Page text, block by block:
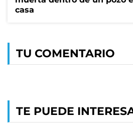
casa
TU COMENTARIO
TE PUEDE